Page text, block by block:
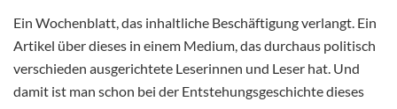
Ein Wochenblatt, das inhaltliche Beschäftigung verlangt. Ein
Artikel über dieses in einem Medium, das durchaus politisch
verschieden ausgerichtete Leserinnen und Leser hat. Und
damit ist man schon bei der Entstehungsgeschichte dieses